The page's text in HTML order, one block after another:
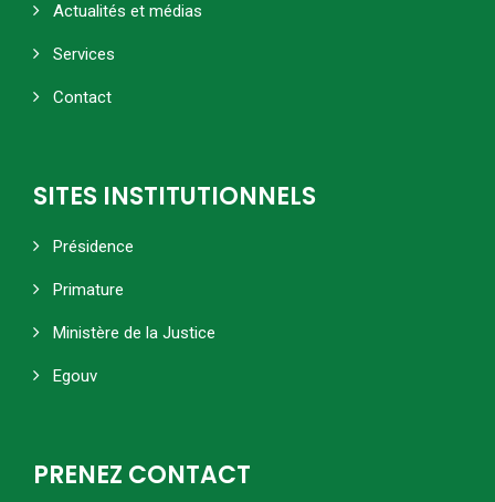
Actualités et médias
Services
Contact
SITES INSTITUTIONNELS
Présidence
Primature
Ministère de la Justice
Egouv
PRENEZ CONTACT